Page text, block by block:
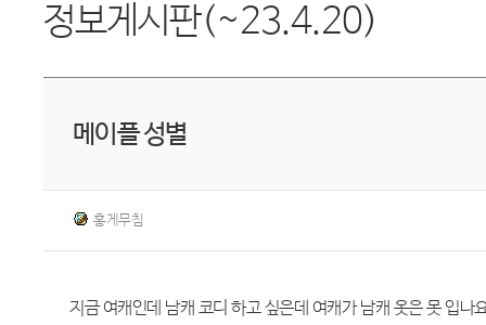
정보게시판(~23.4.20)
메이플 성별
홍게무침
지금 여캐인데 남캐 코디 하고 싶은데 여캐가 남캐 옷은 못 입나